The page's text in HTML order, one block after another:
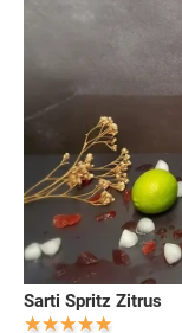
Sarti Spritz Zitrus